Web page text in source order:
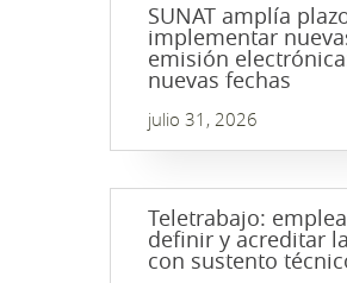
SUNAT amplía
implementar
emisión
nuevas fechas
julio 31, 2026
Teletrabajo:
definir y acreditar
con sustento